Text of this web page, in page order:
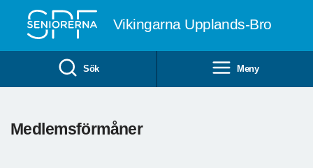
Vikingarna Upplands-Bro
Sök Meny
Medlemsförmåner